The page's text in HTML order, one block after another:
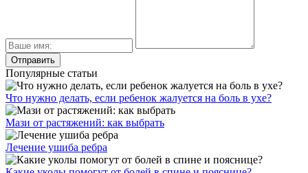
Популярные статьи
Что нужно делать, если ребенок жалуется на боль в ухе?
Мази от растяжений: как выбрать
Лечение ушиба ребра